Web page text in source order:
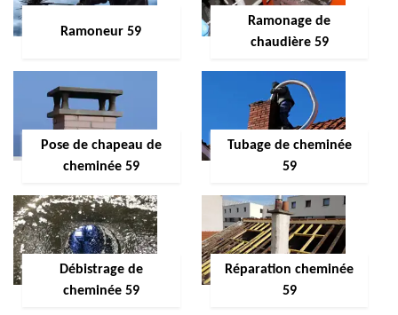
Ramoneur 59
Ramonage de
chaudière 59
Pose de chapeau de
cheminée 59
Tubage de cheminée
59
Débistrage de
cheminée 59
Réparation cheminée
59